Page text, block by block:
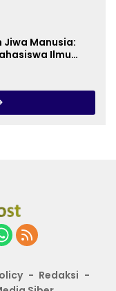
Jiwa Manusia:
Ilmu
Redaksi